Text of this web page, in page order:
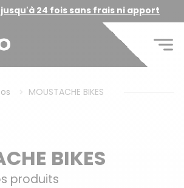
24 fois sans frais ni apport
MOUSTACHE BIKES
BIKES
produits